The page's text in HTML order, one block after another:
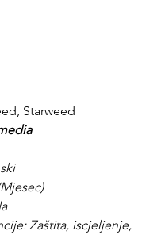
Starweed
Zaštita, iscjeljenje,